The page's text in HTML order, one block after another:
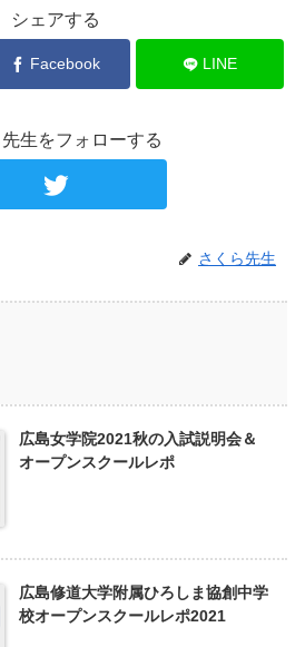
シェアする
Facebook LINE
生をフォローする
さくら先生
広島女学院2021秋の入試説明会＆
オープンスクールレポ
広島修道大学附属ひろしま協創中学
校オープンスクールレポ2021